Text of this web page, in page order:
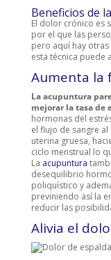
Beneficios de
El dolor crónico es
por el que las
pero aquí hay
esta técnica puede
Aumenta la
La acupuntura
mejorar la tasa de
hormonas del
el flujo de sangre
uterina gruesa,
ciclo menstrual lo
La acupuntura
desequilibrio
poliquístico y
previniendo así la
reducir las
Alivia el